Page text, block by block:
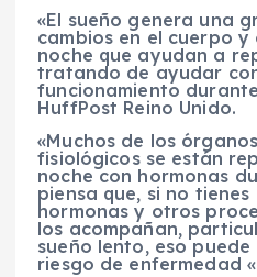
«El sueño genera una
cambios en el cuerpo
noche que ayudan a
tratando de ayudar
funcionamiento
HuffPost Reino Unido.
«Muchos de los
fisiológicos se están
noche con hormonas
piensa que, si no tienes
hormonas y otros
los acompañan,
sueño lento, eso
riesgo de enfermedad